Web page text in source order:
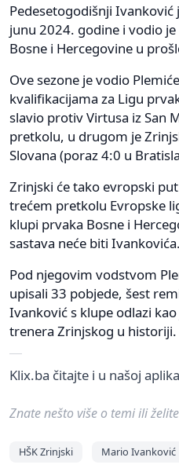
Pedesetogodišnji
junu 2024. godine i vodio
Bosne i Hercegovine u
Ove sezone je vodio
kvalifikacijama za Ligu
slavio protiv Virtusa iz San
pretkolu, u drugom je
Slovana (poraz 4:0 u
Zrinjski će tako evropski
trećem pretkolu Evropske
klupi prvaka Bosne i
sastava neće biti Ivankovića.
Pod njegovim vodstvom
upisali 33 pobjede, šest
Ivanković s klupe odlazi
trenera Zrinjskog u historiji.
Klix.ba čitajte i u našoj
Znate nešto više o temi ili
HŠK Zrinjski Mario Ivanković